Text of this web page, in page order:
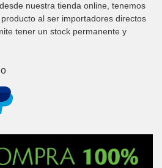
nuestra tienda online, tenemos
al ser importadores directos
tener un stock permanente y